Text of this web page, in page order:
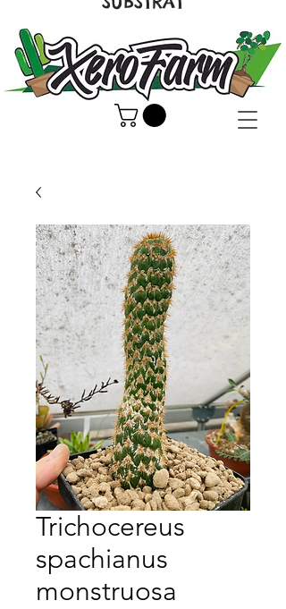
Trichocereus
spachianus
monstruosa